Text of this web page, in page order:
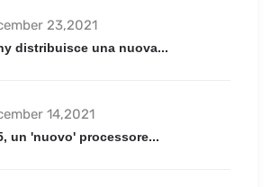
23,2021
distribuisce una nuova...
14,2021
un 'nuovo' processore...